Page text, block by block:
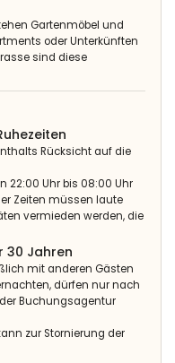
Gartenmöbel und
oder Unterkünften
sind diese
Rücksicht auf die
22:00 Uhr bis 08:00 Uhr
Zeiten müssen laute
vermieden werden, die
30 Jahren
mit anderen Gästen
dürfen nur nach
Buchungsagentur
zur Stornierung der